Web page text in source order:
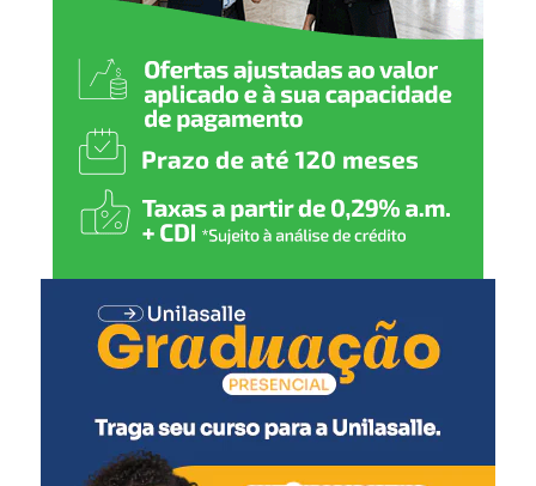
muitos deles realizam
atividades físicas somente
na escola. A revitalização
da quadra será fundamental
para que tenham mais
qualidade nas aulas. Além
disso, a questão da
acessibilidade é muito
importante, já que temos
alunos cadeirantes que
também participam das
aulas de educação física e